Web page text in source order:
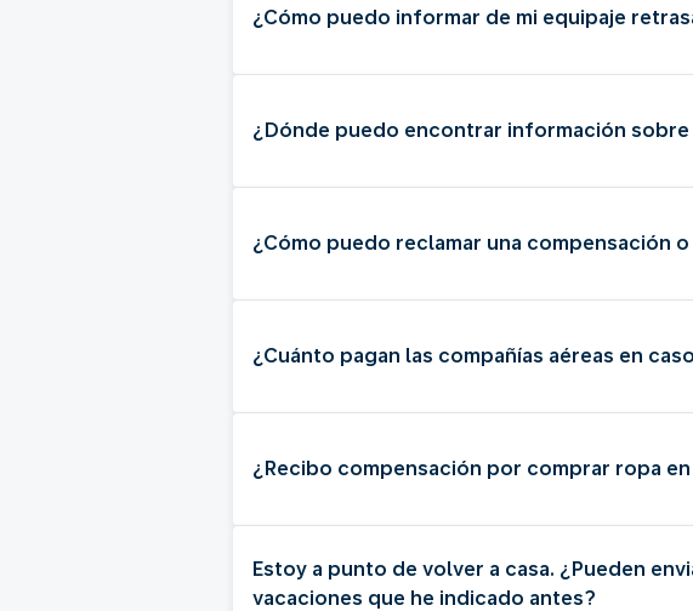
¿Cómo puedo informar de mi equipaje
¿Dónde puedo encontrar información sobre
¿Cómo puedo reclamar una compensación
¿Cuánto pagan las compañías aéreas en
¿Recibo compensación por comprar ropa
Estoy a punto de volver a casa. ¿Pueden
vacaciones que he indicado antes?